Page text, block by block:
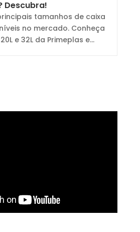
Descubra!
tamanhos de caixa
no mercado. Conheça
e 32L da Primeplas e...